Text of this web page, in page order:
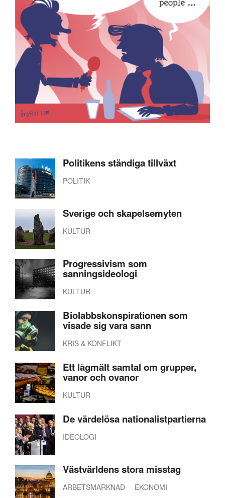
Politikens ständiga tillväxt
POLITIK
Sverige och skapelsemyten
KULTUR
Progressivism som
sanningsideologi
KULTUR
Biolabbskonspirationen som
visade sig vara sann
KRIS & KONFLIKT
Ett lågmält samtal om grupper,
vanor och ovanor
KULTUR
De värdelösa nationalistpartierna
IDEOLOGI
Västvärldens stora misstag
ARBETSMARKNAD EKONOMI